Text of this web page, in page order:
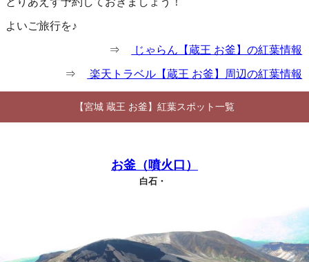
よいご旅行を♪
⇒ じゃらん【蔵王 お釜】の紅葉情報
⇒ 楽天トラベル【蔵王 お釜】周辺の紅葉情報
【宮城 蔵王 お釜】紅葉スポット一覧
お釜（噴火口）
白石・